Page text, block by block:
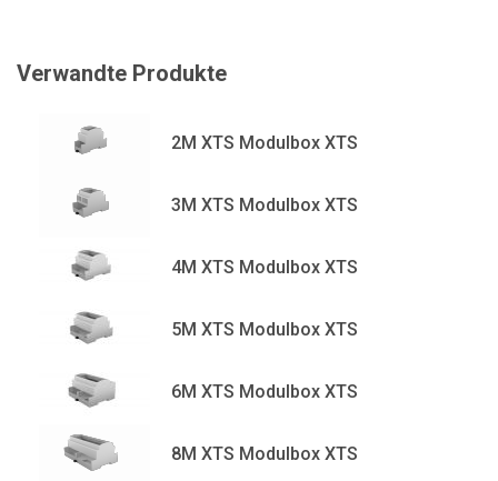
Verwandte Produkte
2M XTS Modulbox XTS
3M XTS Modulbox XTS
4M XTS Modulbox XTS
5M XTS Modulbox XTS
6M XTS Modulbox XTS
8M XTS Modulbox XTS